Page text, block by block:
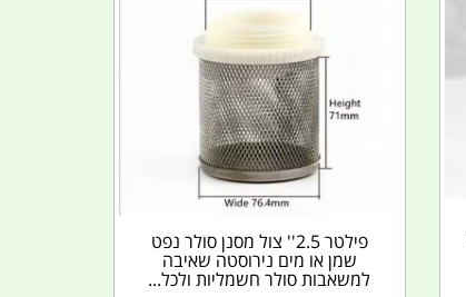
פילטר 2.5'' צול מסנן סולר נפט
שמן או מים נירוסטה שאיבה
למשאבות סולר חשמליות ולכל...